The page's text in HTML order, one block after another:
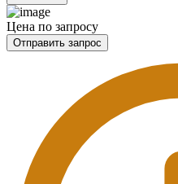
Цена по запросу
Отправить запрос